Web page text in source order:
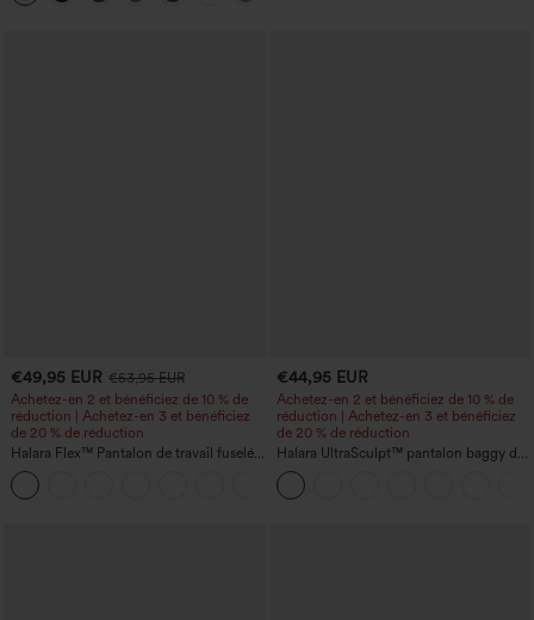
€49,95 EUR €53,95 EUR
Achetez-en 2 et bénéficiez de 10 % de
réduction | Achetez-en 3 et bénéficiez
de 20 % de réduction
Halara Flex™ Pantalon de travail fuselé,
uni, taille haute, avec poches
€44,95 EUR
Achetez-en 2 et bénéficiez de 10 % de
réduction | Achetez-en 3 et bénéficiez
de 20 % de réduction
Halara UltraSculpt™ pantalon baggy de
yoga taille haute à effet gainant pour le
ventre, à rayures color block, avec
poches